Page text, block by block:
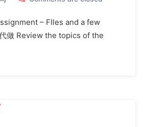
– FIles and a few
做 Review the topics of the